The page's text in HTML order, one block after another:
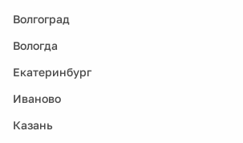
Волгоград
Вологда
Екатеринбург
Иваново
Казань